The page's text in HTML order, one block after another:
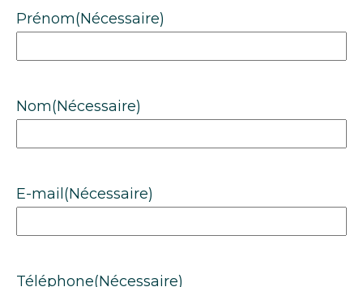
Prénom(Nécessaire)
Nom(Nécessaire)
E-mail(Nécessaire)
Téléphone(Nécessaire)